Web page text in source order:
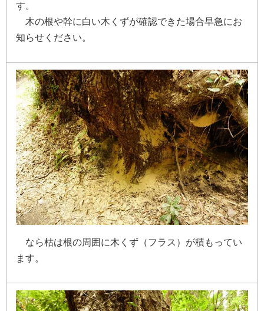
す。
木の根や幹に白い木 く ずが確認でき た場合早急にお
知らせ く ださ い。
なら枯は根の周 囲 に木 く ず （フラ ス ） が積も ってい
ま す。